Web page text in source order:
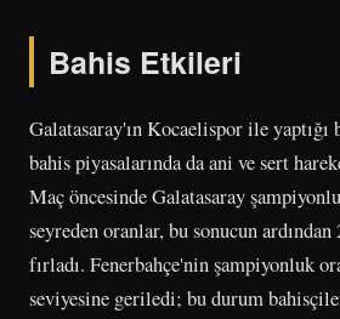
Bahis Etkileri
Galatasaray'ın Kocaelispor ile
bahis piyasalarında da ani ve sert
Maç öncesinde Galatasaray
seyreden oranlar, bu sonucun
fırladı. Fenerbahçe'nin şampiyonluk
seviyesine geriledi; bu durum